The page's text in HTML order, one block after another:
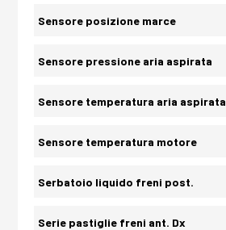
Sensore posizione marce
Sensore pressione aria aspirata
Sensore temperatura aria aspirata
Sensore temperatura motore
Serbatoio liquido freni post.
Serie pastiglie freni ant. Dx